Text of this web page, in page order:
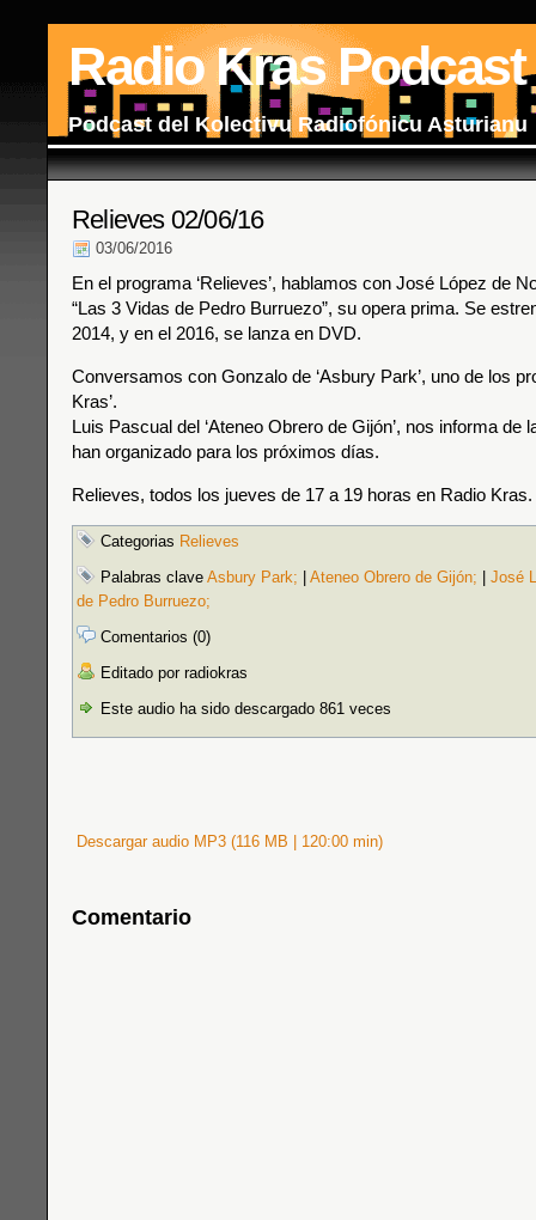
Radio Kras Podcast
Podcast del Kolectivu Radiofónicu Asturianu
Relieves 02/06/16
03/06/2016
En el programa ‘Relieves’, hablamos con José López de
“Las 3 Vidas de Pedro Burruezo”, su opera prima. Se
2014, y en el 2016, se lanza en DVD.
Conversamos con Gonzalo de ‘Asbury Park’, uno de los
Kras’.
Luis Pascual del ‘Ateneo Obrero de Gijón’, nos informa de
han organizado para los próximos días.
Relieves, todos los jueves de 17 a 19 horas en Radio Kras.
Categorias Relieves
Palabras clave Asbury Park; Ateneo Obrero de Gijón;
José
de Pedro Burruezo;
Comentarios (0)
Editado por radiokras
Este audio ha sido descargado 861 veces
Descargar audio MP3 (116 MB | 120:00 min)
Comentario